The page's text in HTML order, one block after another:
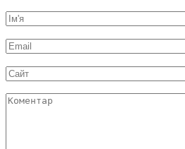
Ім'я
Email
Сайт
Коментар